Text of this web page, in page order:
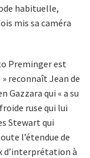
habituelle,
mis sa caméra
Preminger est
reconnaît Jean de
Gazzara qui « a su
ruse qui lui
Stewart qui
l’étendue de
d’interprétation à